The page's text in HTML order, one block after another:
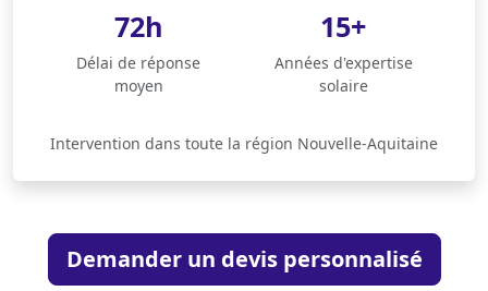
72h
Délai de réponse
moyen
15+
Années d'expertise
solaire
Intervention dans toute la région Nouvelle-Aquitaine
Demander un devis personnalisé